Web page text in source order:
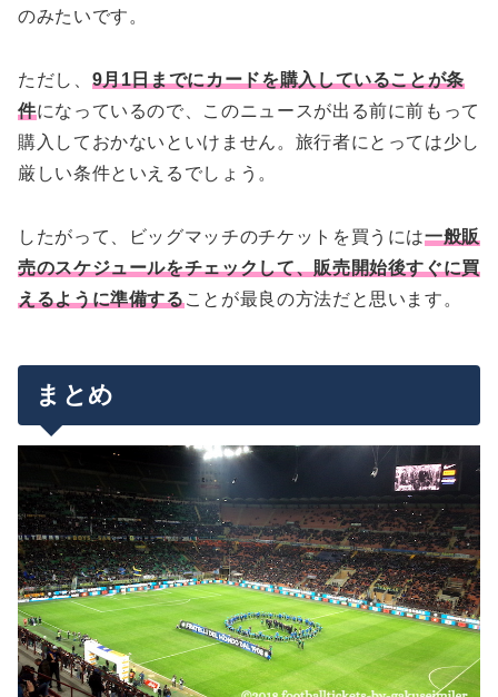
のみたいです。
ただし、 9月1日までにカードを購入していることが条
件になっているので、このニュースが出る前に前もって
購入しておかないといけません。旅行者にとっては少し
厳しい条件といえるでしょう。
したがって、ビッグマッチのチケットを買うには一般販
売のスケジュールをチェックして、販売開始後すぐに買
えるように準備することが最良の方法だと思います。
まとめ